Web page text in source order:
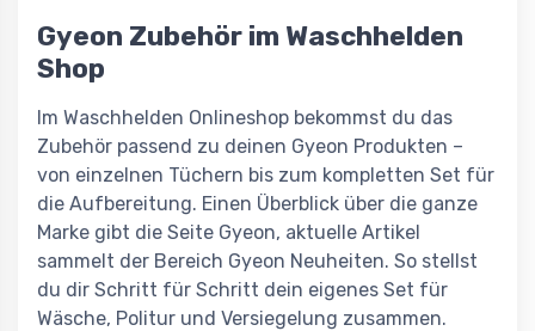
Gyeon Zubehör im Waschhelden
Shop
Im Waschhelden Onlineshop bekommst du das
Zubehör passend zu deinen Gyeon Produkten –
von einzelnen Tüchern bis zum kompletten Set für
die Aufbereitung. Einen Überblick über die ganze
Marke gibt die Seite Gyeon, aktuelle Artikel
sammelt der Bereich Gyeon Neuheiten. So stellst
du dir Schritt für Schritt dein eigenes Set für
Wäsche, Politur und Versiegelung zusammen.